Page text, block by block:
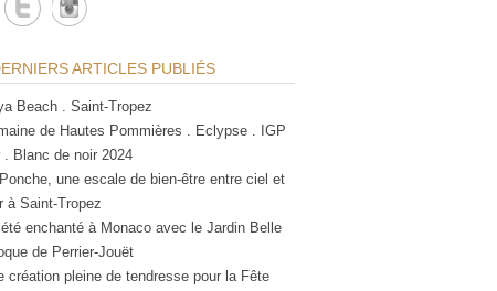
ARTICLES PUBLIÉS
Beach . Saint-Tropez
de Hautes Pommières . Eclypse . IGP
. Blanc de noir 2024
une escale de bien-être entre ciel et
à Saint-Tropez
enchanté à Monaco avec le Jardin Belle
de Perrier-Jouët
création pleine de tendresse pour la Fête